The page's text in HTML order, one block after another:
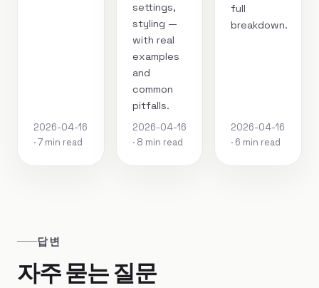
2026-04-16
· 7 min read
settings,
styling —
with real
examples
and
common
pitfalls.
2026-04-16
· 8 min read
full
breakdown.
2026-04-16
· 6 min read
답변
자주 묻는 질문